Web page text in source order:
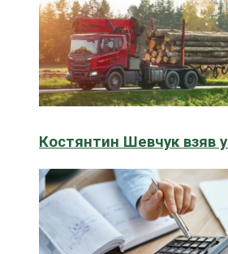
Костянтин Шевчук взяв